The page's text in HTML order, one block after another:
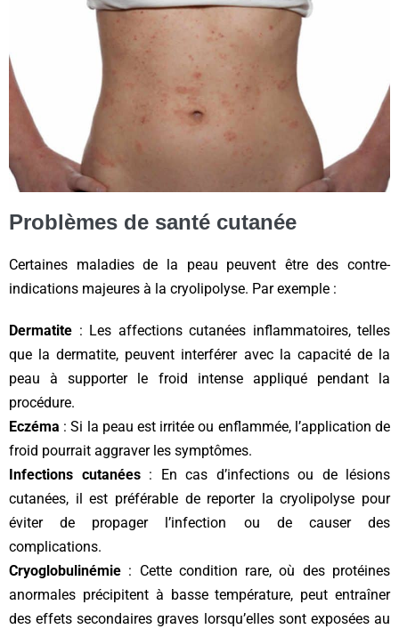
Problèmes de santé cutanée
Certaines maladies de la peau peuvent être des contre-
indications majeures à la cryolipolyse. Par exemple :
Dermatite : Les affections cutanées inflammatoires, telles
que la dermatite, peuvent interférer avec la capacité de la
peau à supporter le froid intense appliqué pendant la
procédure.
Eczéma : Si la peau est irritée ou enflammée, l’application de
froid pourrait aggraver les symptômes.
Infections cutanées: En cas d’infections ou de lésions
cutanées, il est préférable de reporter la cryolipolyse pour
éviter de propager l’infection ou de causer des
complications.
Cryoglobulinémie : Cette condition rare, où des protéines
anormales précipitent à basse température, peut entraîner
des effets secondaires graves lorsqu’elles sont exposées au